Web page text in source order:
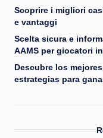
Scoprire i migliori
e vantaggi
Scelta sicura e
AAMS per giocatori
Descubre los
estrategias para